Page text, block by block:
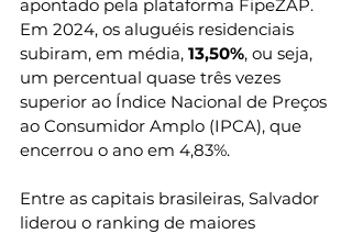
apontado pela plataforma FipeZAP.
Em 2024, os aluguéis residenciais
subiram, em média, 13,50%, ou seja,
um percentual quase três vezes
superior ao Índice Nacional de Preços
ao Consumidor Amplo (IPCA), que
encerrou o ano em 4,83%.
Entre as capitais brasileiras, Salvador
liderou o ranking de maiores